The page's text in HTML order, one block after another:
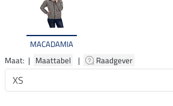
MACADAMIA
Maat: | Maattabel | Raadgever